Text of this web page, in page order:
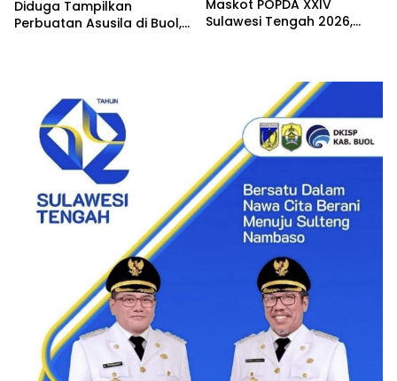
Diduga Tampilkan
Perbuatan Asusila di Buol,
Maskot POPDA XXIV
Sulawesi Tengah 2026,